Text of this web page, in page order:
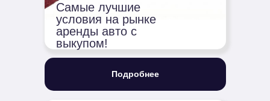
Самые лучшие
условия на рынке
аренды авто с
выкупом!
Подробнее